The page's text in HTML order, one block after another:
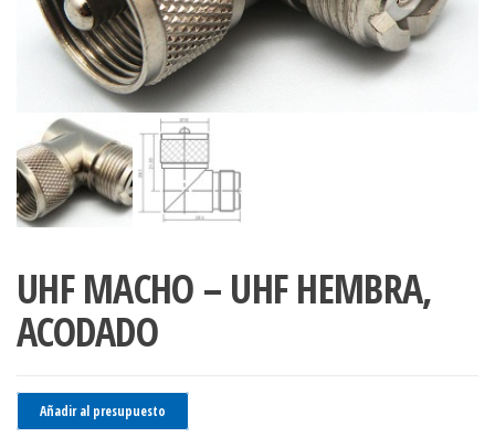
UHF MACHO – UHF HEMBRA,
ACODADO
Añadir al presupuesto